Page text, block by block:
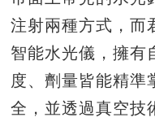
注射兩種方式，而
智能水光儀，擁有
度、劑量皆能精準
全，並透過真空技